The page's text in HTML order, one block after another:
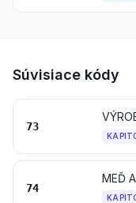
Súvisiace kódy
73
74
MEĎ